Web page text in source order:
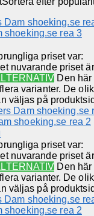
priset var:
nuvarande priset
Den här
varianter. De
väljas på
priset var:
nuvarande priset
Den här
varianter. De
väljas på